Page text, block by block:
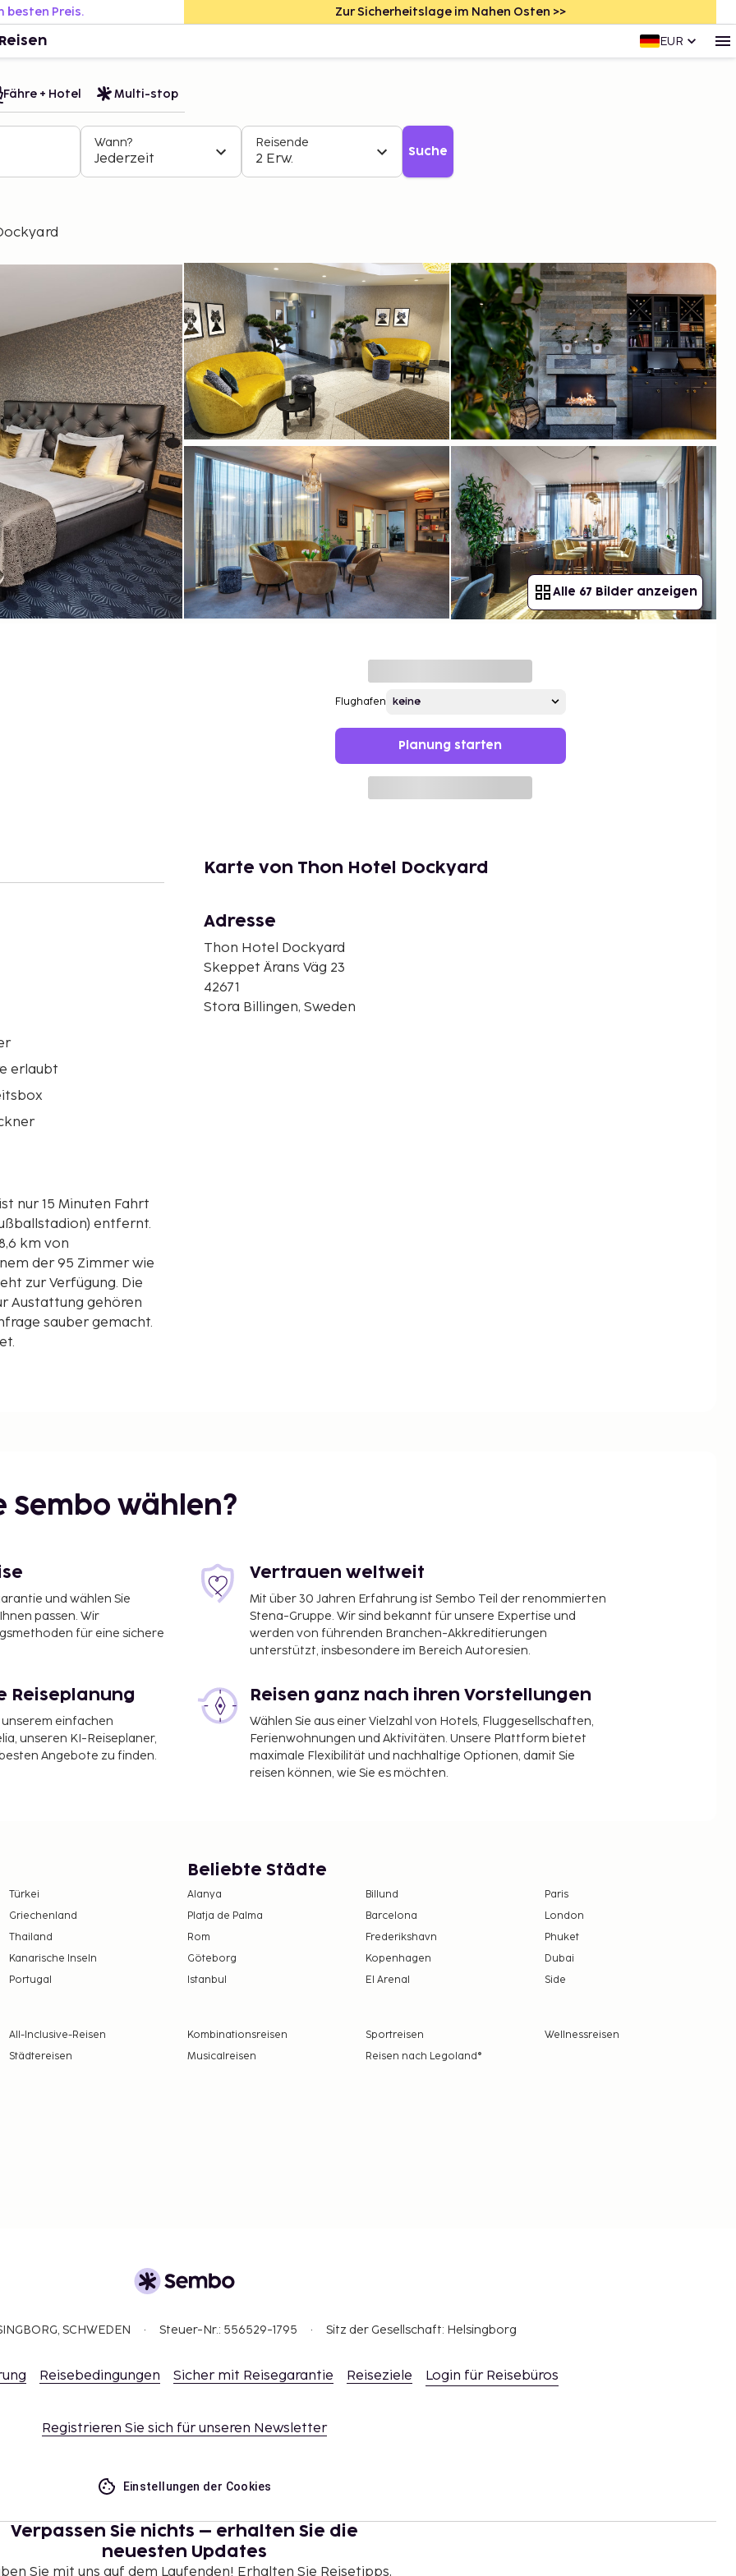
besten Preis. Zur Sicherheitslage im Nahen Osten >>
EUR
Fähre + Hotel Multi-stop
Wann?
Jederzeit
Reisende
2 Erw. Suche
Alle 67 Bilder anzeigen
Flughafen
Planung starten
erlaubt
nur 15 Minuten Fahrt
entfernt.
km von
der 95 Zimmer wie
zur Verfügung. Die
Austattung gehören
sauber gemacht.
eine rund um die
Wenn du eine
eine gute Wahl,
bei der
und ein
wird unter der Woche
07:30 Uhr bis
gelten als
Steuern und können
Orientierung und
Karte von Thon Hotel Dockyard
Adresse
Thon Hotel Dockyard
Skeppet Ärans Väg 23
42671
Stora Billingen, Sweden
Sembo wählen?
und wählen Sie
passen. Wir
für eine sichere
Vertrauen weltweit
Mit über 30 Jahren Erfahrung ist Sembo Teil der renommierten
Stena-Gruppe. Wir sind bekannt für unsere Expertise und
werden von führenden Branchen-Akkreditierungen
unterstützt, insbesondere im Bereich Autoresien.
Reiseplanung
unserem einfachen
unseren KI-Reiseplaner,
Angebote zu finden.
Reisen ganz nach ihren Vorstellungen
Wählen Sie aus einer Vielzahl von Hotels, Fluggesellschaften,
Ferienwohnungen und Aktivitäten. Unsere Plattform bietet
maximale Flexibilität und nachhaltige Optionen, damit Sie
reisen können, wie Sie es möchten.
Türkei
Griechenland
Thailand
Kanarische Inseln
Portugal
Beliebte Städte
Alanya Billund
Paris
Platja de Palma
Barcelona
London
Rom
Frederikshavn
Phuket
Göteborg
Kopenhagen
Dubai
Istanbul
El Arenal Side
All-Inclusive-Reisen Kombinationsreisen Sportreisen
Wellnessreisen
Städtereisen Musicalreisen Reisen nach Legoland®
SCHWEDEN Steuer-Nr.: 556529-1795 Sitz der Gesellschaft: Helsingborg
Reisebedingungen Sicher mit Reisegarantie Reiseziele Login für Reisebüros
Registrieren Sie sich für unseren Newsletter
Einstellungen der Cookies
Verpassen Sie nichts – erhalten Sie die
neuesten Updates
Sie mit uns auf dem Laufenden! Erhalten Sie Reisetipps,